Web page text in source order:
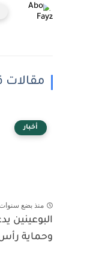
أخبار
منذ بضع
البوعينين
وحماية